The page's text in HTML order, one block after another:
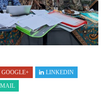
GOOGLE+
LINKEDIN
MAIL